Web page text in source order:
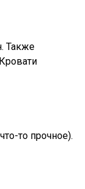
Также
то прочное).